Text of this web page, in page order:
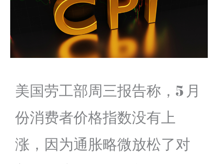
美国劳工部周三报告称，5 月
份消费者价格指数没有上
涨，因为通胀略微放松了对